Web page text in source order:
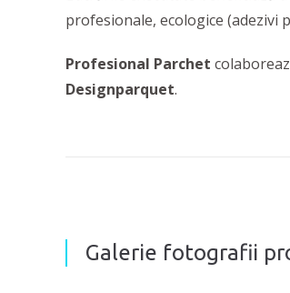
profesionale, ecologice (adezivi
Profesional Parchet
Designparquet.
Galerie fotografii